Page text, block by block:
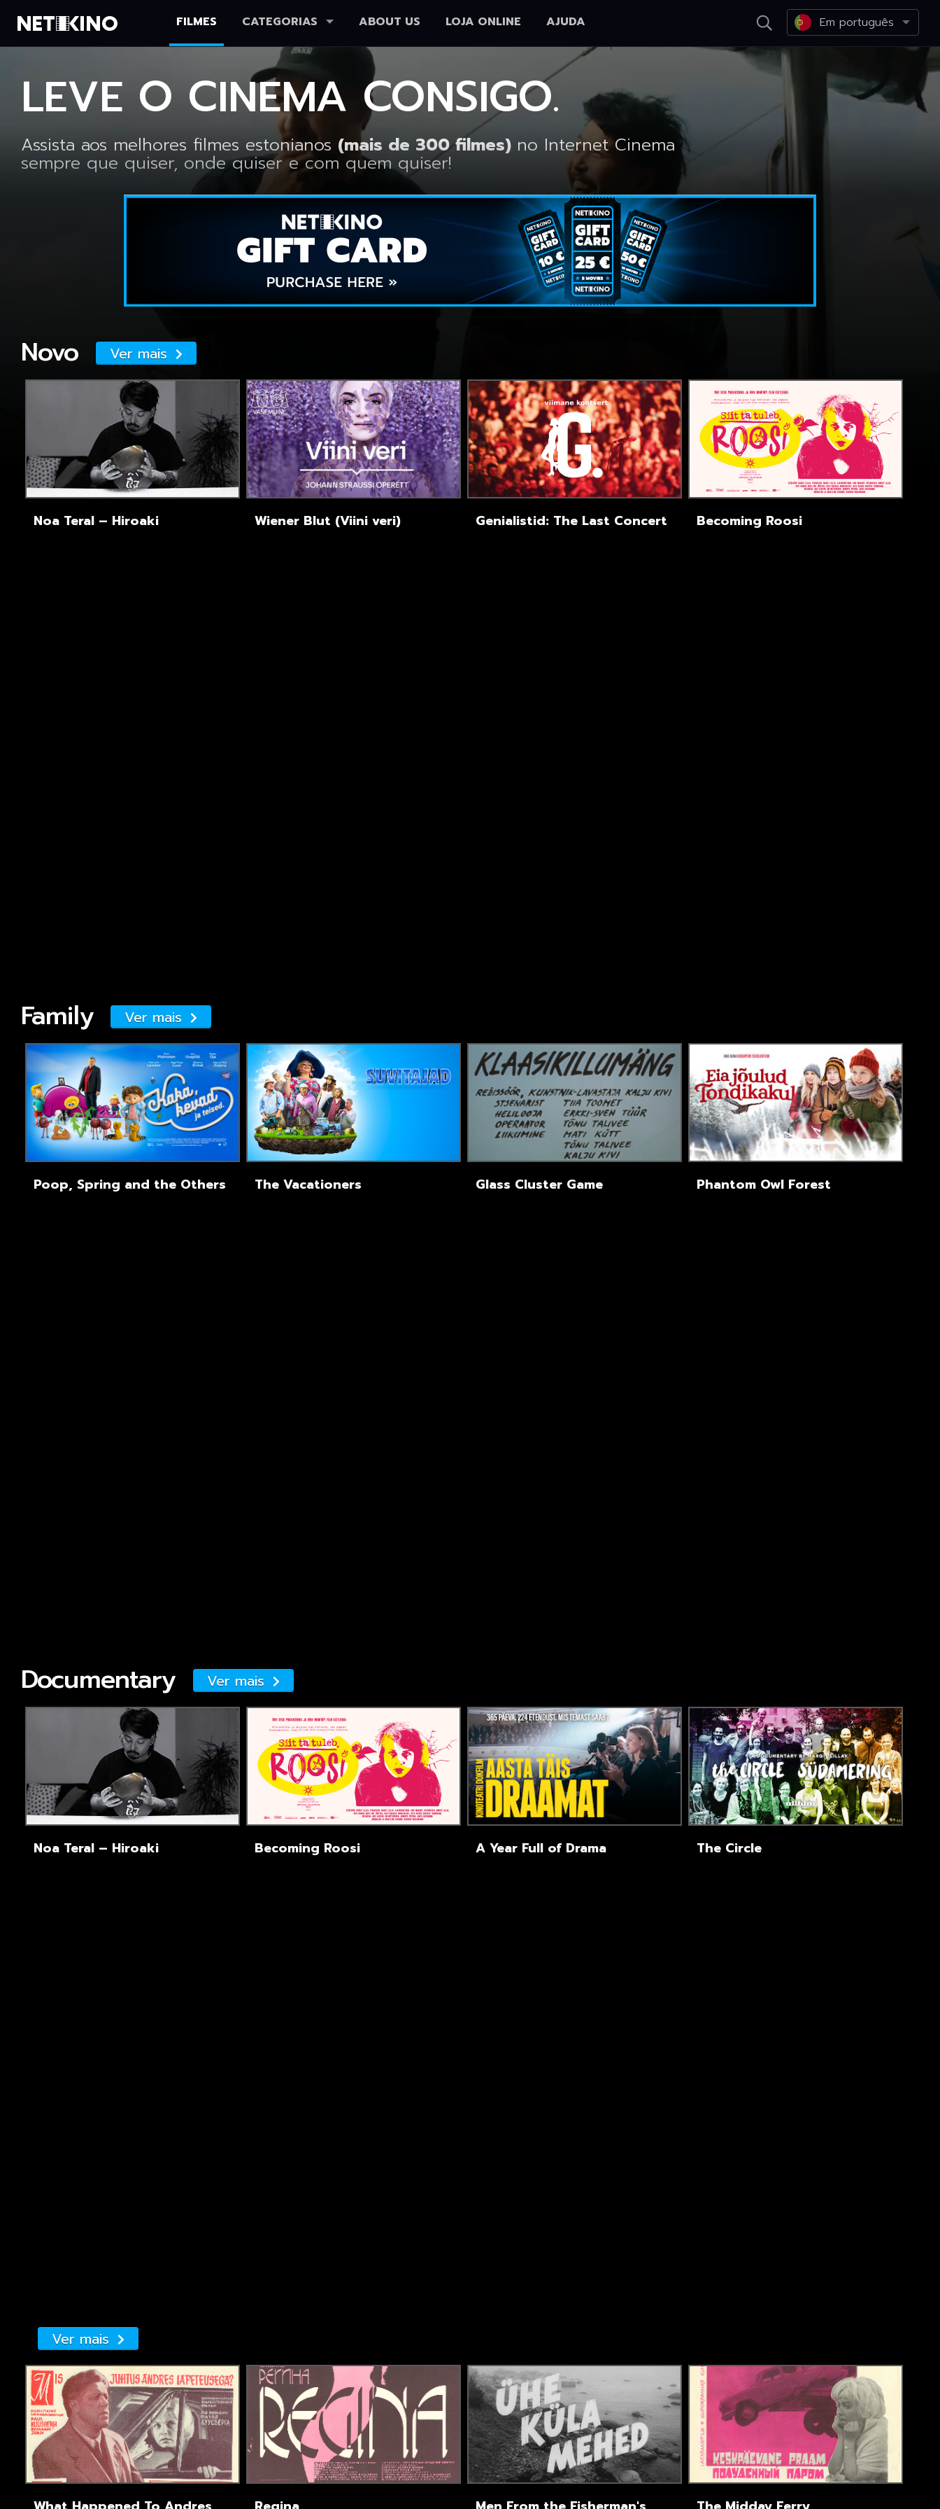
FILMES CATEGORIAS ABOUT US LOJA ONLINE AJUDA Em português
LEVE O CINEMA CONSIGO.
Assista aos melhores filmes estonianos (mais de 300 filmes) no Internet Cinema
sempre que quiser, onde quiser e com quem quiser!
Novo Ver mais
Noa Teral – Hiroaki Wiener Blut (Viini veri) Genialistid: The Last Concert Becoming Roosi
Family Ver mais
Poop, Spring and the Others The Vacationers Glass Cluster Game Phantom Owl Forest
Documentary Ver mais
Noa Teral – Hiroaki Becoming Roosi A Year Full of Drama The Circle
Ver mais